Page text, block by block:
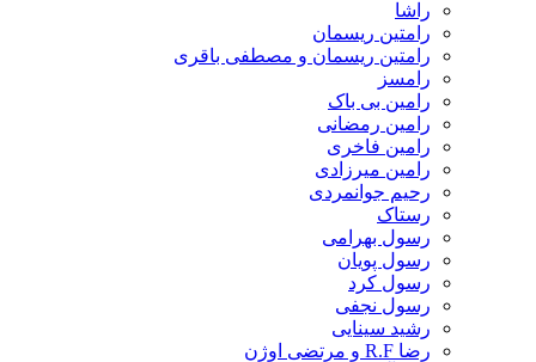
رامتین ریسمان
رامتین ریسمان و مصطفی باقری
رامسز
رامین بی باک
رامین رمضانی
رامین فاخری
رامین میرزادی
رحیم جوانمردی
رستاک
رسول بهرامی
رسول پویان
رسول کرد
رسول نجفی
رشید سینایی